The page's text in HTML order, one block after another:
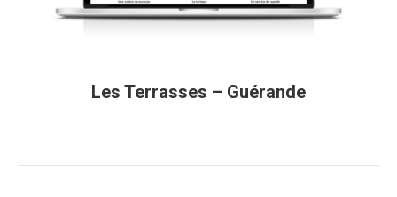
Les Terrasses – Guérande